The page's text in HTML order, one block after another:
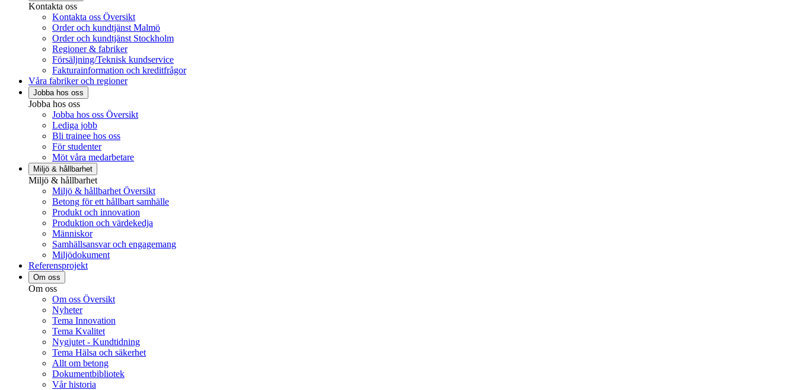
Kontakta oss
Kontakta oss Översikt
Order och kundtjänst Malmö
Order och kundtjänst Stockholm
Regioner & fabriker
Försäljning/Teknisk kundservice
Fakturainformation och kreditfrågor
Våra fabriker och regioner
Jobba hos oss
Jobba hos oss
Jobba hos oss Översikt
Lediga jobb
Bli trainee hos oss
För studenter
Möt våra medarbetare
Miljö & hållbarhet
Miljö & hållbarhet
Miljö & hållbarhet Översikt
Betong för ett hållbart samhälle
Produkt och innovation
Produktion och värdekedja
Människor
Samhällsansvar och engagemang
Miljödokument
Referensprojekt
Om oss
Om oss
Om oss Översikt
Nyheter
Tema Innovation
Tema Kvalitet
Nygjutet - Kundtidning
Tema Hälsa och säkerhet
Allt om betong
Dokumentbibliotek
Vår historia